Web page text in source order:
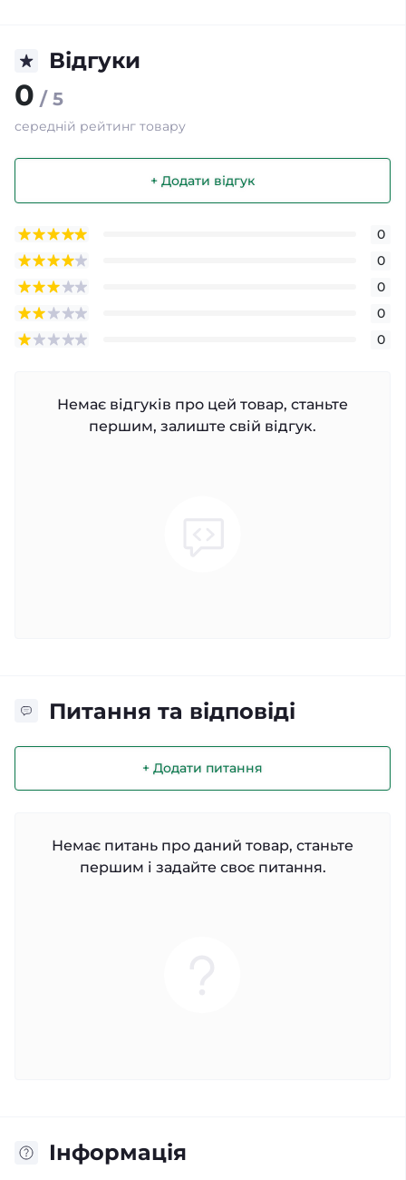
Відгуки
0 / 5
середній рейтинг товару
+ Додати відгук
0
0
0
0
0
Немає відгуків про цей товар, станьте
першим, залиште свій відгук.
Питання та відповіді
+ Додати питання
Немає питань про даний товар, станьте
першим і задайте своє питання.
Iнформація